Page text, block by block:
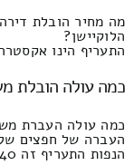
מה מחיר הובלת
הלוקיישן?
התעריף הינו אקסטרה 15% וזה מגיע עד
כמה עולה הובלת
כמה עולה העברת משרד מצומק
העברה של חפצים של
הנפות התעריף זה 740 ומקסימום 320 שקל חדש.